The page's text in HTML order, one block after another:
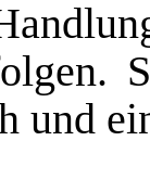
und ei